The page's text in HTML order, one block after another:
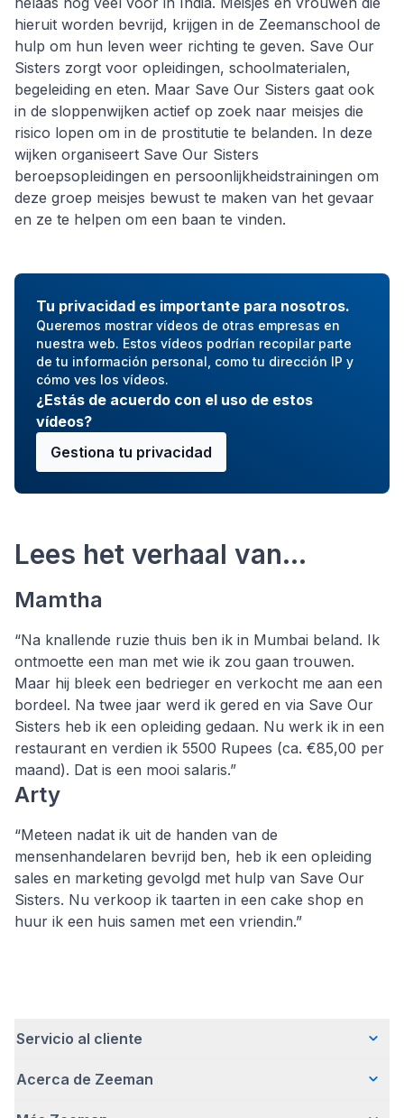
hieruit worden bevrijd, krijgen in de Zeemanschool de
hulp om hun leven weer richting te geven. Save Our
Sisters zorgt voor opleidingen, schoolmaterialen,
begeleiding en eten. Maar Save Our Sisters gaat ook
in de sloppenwijken actief op zoek naar meisjes die
risico lopen om in de prostitutie te belanden. In deze
wijken organiseert Save Our Sisters
beroepsopleidingen en persoonlijkheidstrainingen om
deze groep meisjes bewust te maken van het gevaar
en ze te helpen om een baan te vinden.
Tu privacidad es importante para nosotros.
Queremos mostrar vídeos de otras empresas en
nuestra web. Estos vídeos podrían recopilar parte
de tu información personal, como tu dirección IP y
cómo ves los vídeos.
¿Estás de acuerdo con el uso de estos
vídeos?
Gestiona tu privacidad
Lees het verhaal van…
Mamtha
“Na knallende ruzie thuis ben ik in Mumbai beland. Ik
ontmoette een man met wie ik zou gaan trouwen.
Maar hij bleek een bedrieger en verkocht me aan een
bordeel. Na twee jaar werd ik gered en via Save Our
Sisters heb ik een opleiding gedaan. Nu werk ik in een
restaurant en verdien ik 5500 Rupees (ca. €85,00 per
maand). Dat is een mooi salaris.”
Arty
“Meteen nadat ik uit de handen van de
mensenhandelaren bevrijd ben, heb ik een opleiding
sales en marketing gevolgd met hulp van Save Our
Sisters. Nu verkoop ik taarten in een cake shop en
huur ik een huis samen met een vriendin.”
Servicio al cliente
Preguntas frecuentes
Acerca de Zeeman